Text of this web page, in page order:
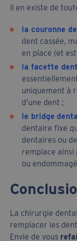
Il en existe de
la couronne
dent cassée,
en place (et
la facette
uniquement à
d’une dent ;
le bridge
dentaire fixe
dentaires ou
remplace ainsi
ou
La chirurgie
remplacer les
Envie de vous